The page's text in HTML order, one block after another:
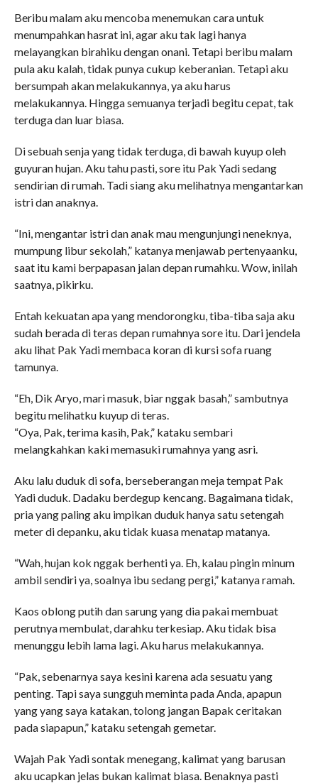
Beribu malam aku mencoba menemukan cara untuk
menumpahkan hasrat ini, agar aku tak lagi hanya
melayangkan birahiku dengan onani. Tetapi beribu malam
pula aku kalah, tidak punya cukup keberanian. Tetapi aku
bersumpah akan melakukannya, ya aku harus
melakukannya. Hingga semuanya terjadi begitu cepat, tak
terduga dan luar biasa.
Di sebuah senja yang tidak terduga, di bawah kuyup oleh
guyuran hujan. Aku tahu pasti, sore itu Pak Yadi sedang
sendirian di rumah. Tadi siang aku melihatnya mengantarkan
istri dan anaknya.
“Ini, mengantar istri dan anak mau mengunjungi neneknya,
mumpung libur sekolah,” katanya menjawab pertenyaanku,
saat itu kami berpapasan jalan depan rumahku. Wow, inilah
saatnya, pikirku.
Entah kekuatan apa yang mendorongku, tiba-tiba saja aku
sudah berada di teras depan rumahnya sore itu. Dari jendela
aku lihat Pak Yadi membaca koran di kursi sofa ruang
tamunya.
“Eh, Dik Aryo, mari masuk, biar nggak basah,” sambutnya
begitu melihatku kuyup di teras.
“Oya, Pak, terima kasih, Pak,” kataku sembari
melangkahkan kaki memasuki rumahnya yang asri.
Aku lalu duduk di sofa, berseberangan meja tempat Pak
Yadi duduk. Dadaku berdegup kencang. Bagaimana tidak,
pria yang paling aku impikan duduk hanya satu setengah
meter di depanku, aku tidak kuasa menatap matanya.
“Wah, hujan kok nggak berhenti ya. Eh, kalau pingin minum
ambil sendiri ya, soalnya ibu sedang pergi,” katanya ramah.
Kaos oblong putih dan sarung yang dia pakai membuat
perutnya membulat, darahku terkesiap. Aku tidak bisa
menunggu lebih lama lagi. Aku harus melakukannya.
“Pak, sebenarnya saya kesini karena ada sesuatu yang
penting. Tapi saya sungguh meminta pada Anda, apapun
yang yang saya katakan, tolong jangan Bapak ceritakan
pada siapapun,” kataku setengah gemetar.
Wajah Pak Yadi sontak menegang, kalimat yang barusan
aku ucapkan jelas bukan kalimat biasa. Benaknya pasti